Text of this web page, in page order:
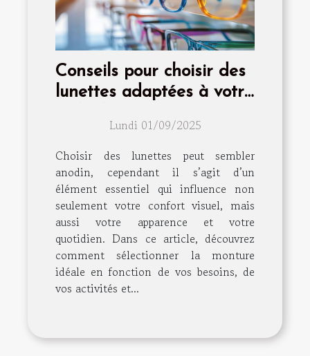
Conseils pour choisir des
lunettes adaptées à votre
Lundi 01/09/2025
Choisir des lunettes peut sembler
anodin, cependant il s’agit d’un
élément essentiel qui influence non
seulement votre confort visuel, mais
aussi votre apparence et votre
quotidien. Dans ce article, découvrez
comment sélectionner la monture
idéale en fonction de vos besoins, de
vos activités et...